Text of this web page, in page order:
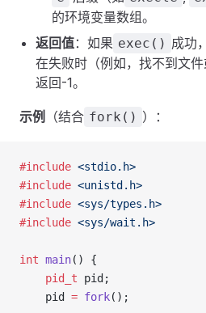
的环境变量数组。
返回值：如果 exec() 成功
在失败时（例如，找不到文
返回-1。
示例 （结合 fork() ）：
#include <stdio.h>
#include <unistd.h>
#include <sys/types.h>
#include <sys/wait.h>
int main() {
    pid_t
pid;
    pid
= fork();